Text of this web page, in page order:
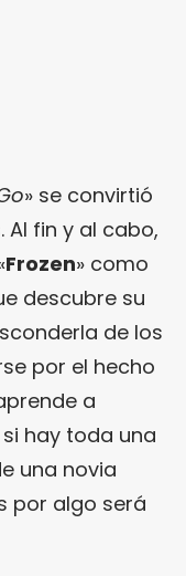
» se convirtió
Al fin y al cabo,
Frozen» como
descubre su
de los
por el hecho
a
hay toda una
una novia
por algo será